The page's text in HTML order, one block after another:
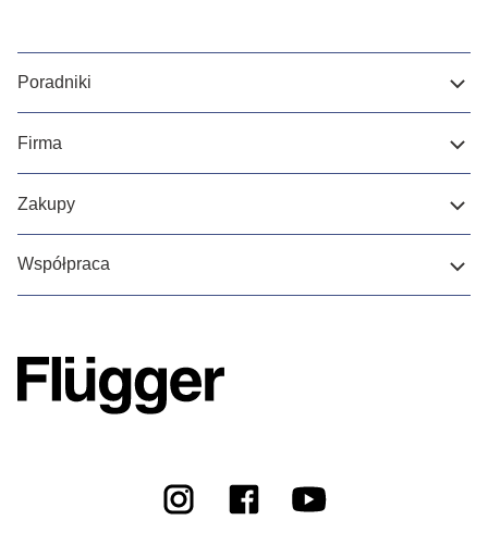
Poradniki
Firma
Zakupy
Współpraca